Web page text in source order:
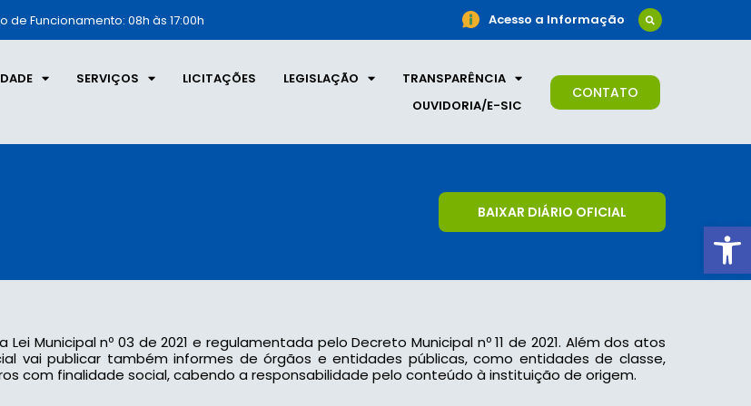
de Funcionamento: 08h às 17:00h Acesso a Informação
SERVIÇOS LICITAÇÕES LEGISLAÇÃO
TRANSPARÊNCIA
OUVIDORIA/E-SIC
CONTATO
BAIXAR DIÁRIO OFICIAL
Municipal nº 03 de 2021 e regulamentada pelo Decreto Municipal nº 11 de 2021. Além dos atos
vai publicar também informes de órgãos e entidades públicas, como entidades de classe,
com finalidade social, cabendo a responsabilidade pelo conteúdo à instituição de origem.